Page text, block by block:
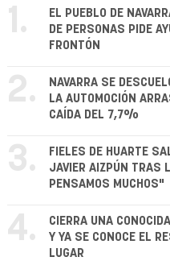
1.
EL PUEBLO DE
DE PERSONAS PIDE
FRONTÓN
2.
NAVARRA SE
LA AUTOMOCIÓN
CAÍDA DEL 7,7%
3.
FIELES DE HUARTE
JAVIER AIZPÚN TRAS
PENSAMOS MUCHOS"
4.
CIERRA UNA
Y YA SE CONOCE EL
LUGAR